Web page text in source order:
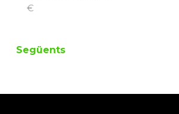
€
Següents